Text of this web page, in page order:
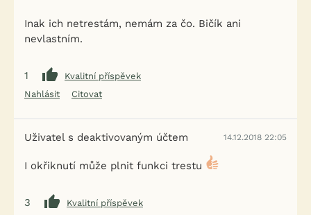
Inak ich netrestám, nemám za čo. Bičík ani
nevlastním.
1
Kvalitní příspěvek
Nahlásit
Citovat
Uživatel s deaktivovaným účtem 14.12.2018 22:05
I okřiknutí může plnit funkci trestu
3
Kvalitní příspěvek